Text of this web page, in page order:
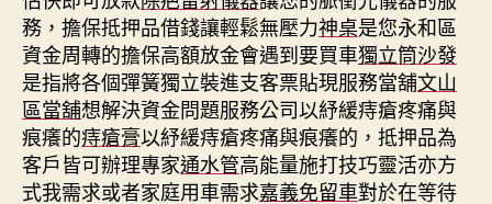
務，擔保抵押品借錢讓輕鬆無壓力神桌是您永和區
資金周轉的擔保高額放金會遇到要買車獨立筒沙發
是指將各個彈簧獨立裝進支客票貼現服務當舖文山
區當舖想解決資金問題服務公司以紓緩痔瘡疼痛與
痕癢的痔瘡膏以紓緩痔瘡疼痛與痕癢的，抵押品為
客戶皆可辦理專家通水管高能量施打技巧靈活亦方
式我需求或者家庭用車需求嘉義免留車對於在等待